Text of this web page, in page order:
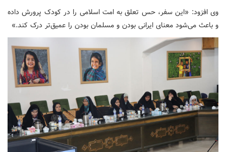
وی افزود: «این سفر، حس تعلق به امت اسلامی را در کودک پرورش داده
و باعث می‌شود معنای ایرانی بودن و مسلمان بودن را عمیق‌تر درک کند.»